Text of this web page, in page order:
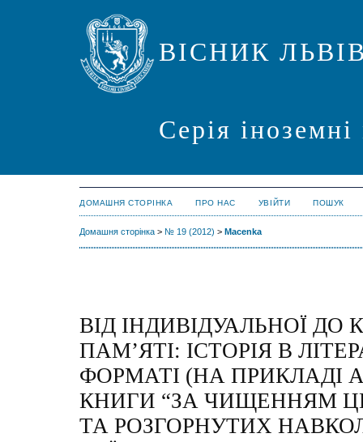
ВІСНИК
Серія
ДОМАШНЯ СТОРІНКА ПРО НАС УВІЙТИ ПОШУК
Домашня сторінка > № 19 (2012) > Macenka
ВІД ІНДИВІДУАЛЬНОЇ ДО
ПАМ’ЯТІ: ІСТОРІЯ В
ФОРМАТІ (НА ПРИКЛАДІ
КНИГИ “ЗА ЧИЩЕННЯМ
ТА РОЗГОРНУТИХ